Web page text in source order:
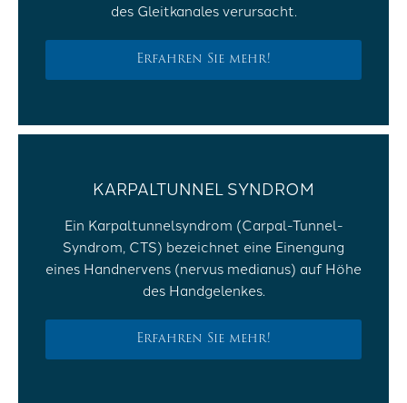
des Gleitkanales verursacht.
Erfahren Sie mehr!
KARPALTUNNEL SYNDROM
Ein Karpaltunnelsyndrom (Carpal-Tunnel-
Syndrom, CTS) bezeichnet eine Einengung
eines Handnervens (nervus medianus) auf Höhe
des Handgelenkes.
Erfahren Sie mehr!